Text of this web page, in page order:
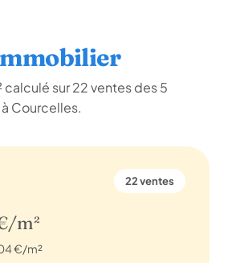
calculé sur 22 ventes des 5
Courcelles.
22 ventes
m²
€/m²